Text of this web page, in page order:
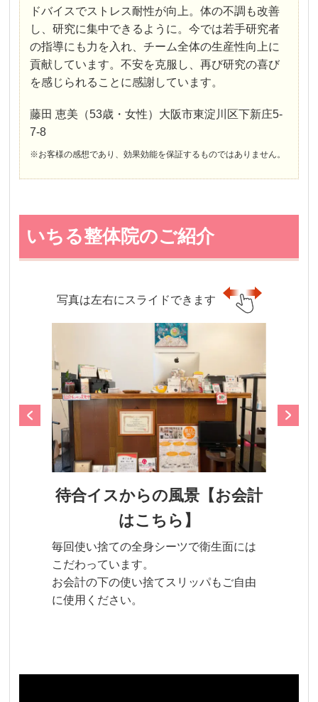
ドバイスでストレス耐性が向上。体の不調も改善
し、研究に集中できるように。今では若手研究者
の指導にも力を入れ、チーム全体の生産性向上に
貢献しています。不安を克服し、再び研究の喜び
を感じられることに感謝しています。
藤田 恵美（53歳・女性）大阪市東淀川区下新庄5-
7-8
※お客様の感想であり、効果効能を保証するものではありません。
いちる整体院のご紹介
写真は左右にスライドできます
待合イスからの風景【お会計
はこちら】
毎回使い捨ての全身シーツで衛生面には
こだわっています。
お会計の下の使い捨てスリッパもご自由
に使用ください。